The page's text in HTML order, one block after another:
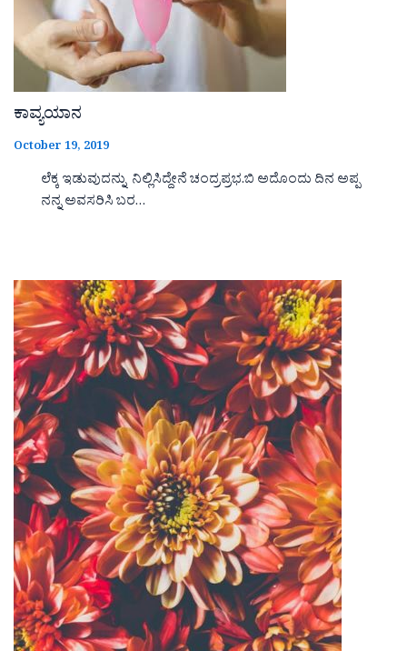
ಕಾವ್ಯಯಾನ
October 19, 2019
ಲೆಕ್ಕ ಇಡುವುದನ್ನು ನಿಲ್ಲಿಸಿದ್ದೇನೆ ಚಂದ್ರಪ್ರಭ.ಬಿ ಅದೊಂದು ದಿನ ಅಪ್ಪ
ನನ್ನ ಅವಸರಿಸಿ ಬರ…